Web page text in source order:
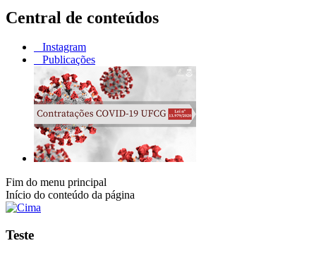
Central de conteúdos
Instagram
Publicações
Fim do menu principal
Início do conteúdo da página
Teste